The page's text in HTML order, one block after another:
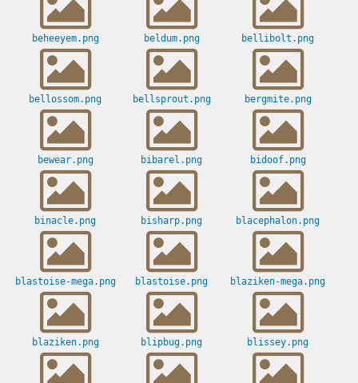
beheeyem.png beldum.png bellibolt.png
bellossom.png bellsprout.png bergmite.png
bewear.png bibarel.png bidoof.png
binacle.png bisharp.png blacephalon.png
blastoise-mega.png blastoise.png blaziken-mega.png
blaziken.png blipbug.png blissey.png